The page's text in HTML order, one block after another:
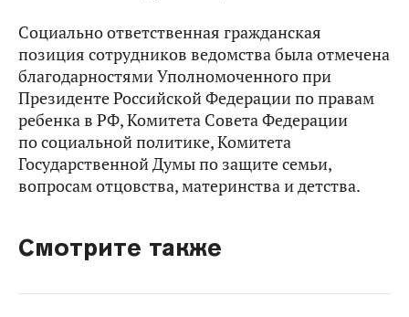
Социально ответственная гражданская
позиция сотрудников ведомства была отмечена
благодарностями Уполномоченного при
Президенте Российской Федерации по правам
ребенка в РФ, Комитета Совета Федерации
по социальной политике, Комитета
Государственной Думы по защите семьи,
вопросам отцовства, материнства и детства.
Смотрите также